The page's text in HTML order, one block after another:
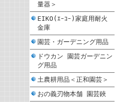
量器＞
EIKO(ｴｰｺｰ)家庭用耐火
金庫
園芸・ガーデニング用品
ドウカン 園芸ガーデニン
グ用品
土農耕用品＜正和園芸＞
おの義刃物本舗 園芸鋏